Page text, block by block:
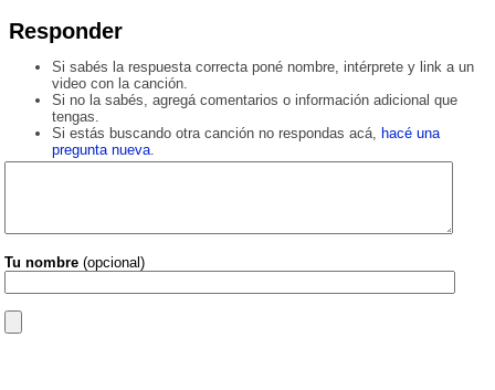
Responder
Si sabés la respuesta correcta poné nombre, intérprete y link a un
video con la canción.
Si no la sabés, agregá comentarios o información adicional que
tengas.
Si estás buscando otra canción no respondas acá, hacé una
pregunta nueva.
Tu nombre (opcional)